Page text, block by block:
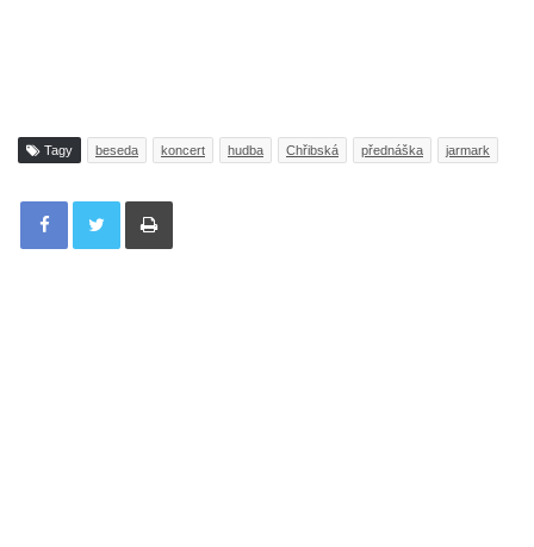
Tagy beseda koncert hudba Chřibská přednáška jarmark
Tisknout